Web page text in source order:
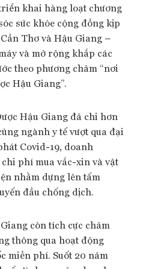
khai hàng loạt chương
sức khỏe cộng đồng kịp
Thơ và Hậu Giang –
và mở rộng khắp các
theo phương châm “nơi
Hậu Giang”.
Hậu Giang đã chi hơn
ngành y tế vượt qua đại
Covid-19, doanh
phí mua vắc-xin và vật
nhằm dựng lên tấm
đầu chống dịch.
còn tích cực chăm
thông qua hoạt động
miễn phí. Suốt 20 năm